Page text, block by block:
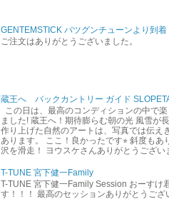
GENTEMSTICK バツグンチューンより到着
ご注文はありがとうございました。
蔵王へ バックカントリー ガイド
この日は、最高のコンディションの中で
ました! 蔵王へ！期待膨らむ朝の光 風雪が
作り上げた自然のアートは、写真では伝え
あります。 ここ！良かったです⭐︎ 斜度もあ
沢を滑走！ ヨウスケさんありがとうござい
T-TUNE 宮下健一Family
T-TUNE 宮下健一Family Session おーすけ
す！！！ 最高のセッションありがとうご